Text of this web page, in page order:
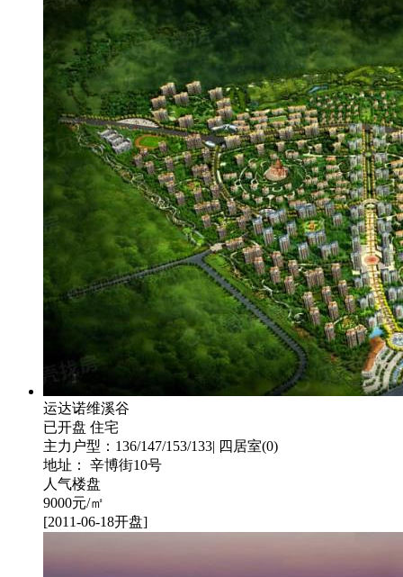
运达诺维溪谷
已开盘 住宅
主力户型：136/147/153/133| 四居室(0)
地址： 辛博街10号
人气楼盘
9000元/㎡
[2011-06-18开盘]